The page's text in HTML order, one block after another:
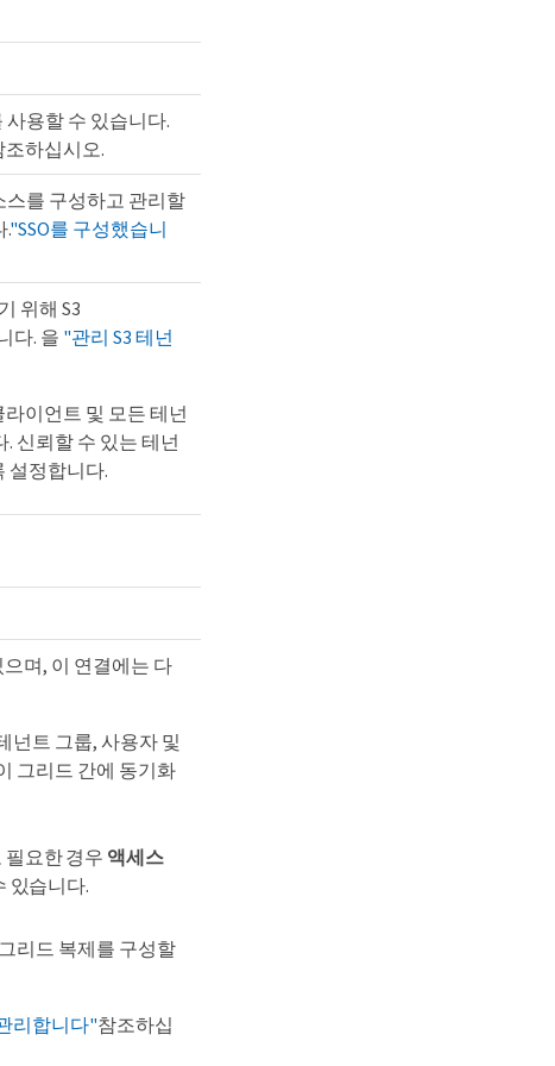
용할 수 있습니다.
조하십시오.
스를 구성하고 관리할
."SSO를 구성했습니
위해 S3
다. 을 "관리 S3 테넌
이언트 및 모든 테넌
신뢰할 수 있는 테넌
설정합니다.
며, 이 연결에는 다
넌트 그룹, 사용자 및
그리드 간에 동기화
필요한 경우 액세스
있습니다.
리드 복제를 구성할
리합니다"참조하십